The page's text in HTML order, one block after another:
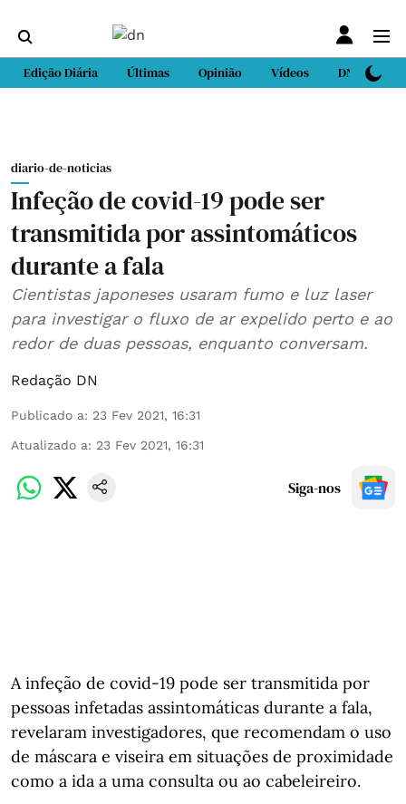
Edição Diária Últimas Opinião Vídeos DN Sport
diario-de-noticias
Infeção de covid-19 pode ser
transmitida por assintomáticos
durante a fala
Cientistas japoneses usaram fumo e luz laser
para investigar o fluxo de ar expelido perto e ao
redor de duas pessoas, enquanto conversam.
Redação DN
Publicado a: 23 Fev 2021, 16:31
Atualizado a: 23 Fev 2021, 16:31
Siga-nos
A infeção de covid-19 pode ser transmitida por
pessoas infetadas assintomáticas durante a fala,
revelaram investigadores, que recomendam o uso
de máscara e viseira em situações de proximidade
como a ida a uma consulta ou ao cabeleireiro.